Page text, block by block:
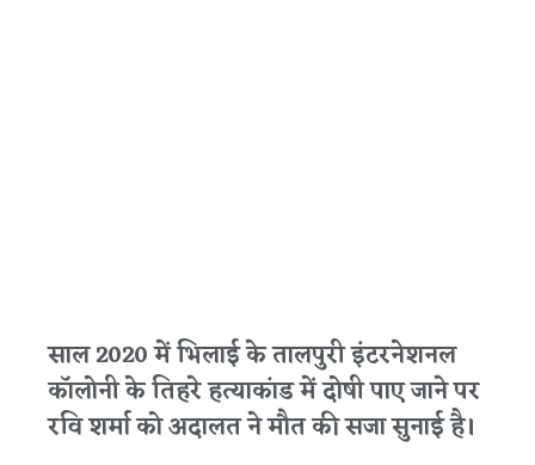
साल 2020 में भिलाई के तालपुरी इंटरनेशनल
कॉलोनी के तिहरे हत्याकांड में दोषी पाए जाने पर
रवि शर्मा को अदालत ने मौत की सजा सुनाई है।